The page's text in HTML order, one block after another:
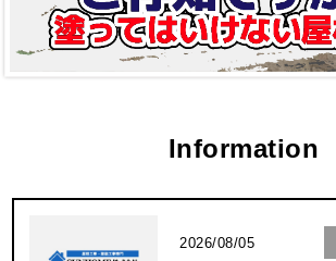
Information
2026/08/05